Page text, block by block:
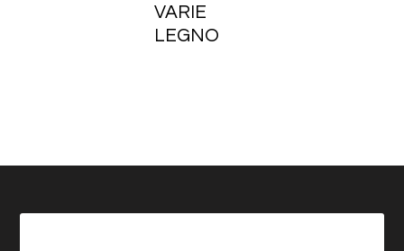
VARIE
LEGNO